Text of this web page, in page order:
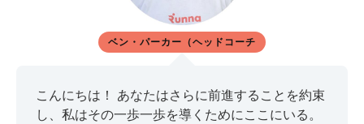
こんにちは！ あなたはさらに前進することを約束
し、私はその一歩一歩を導くためにここにいる。
ベン・パーカー（ヘッドコーチ